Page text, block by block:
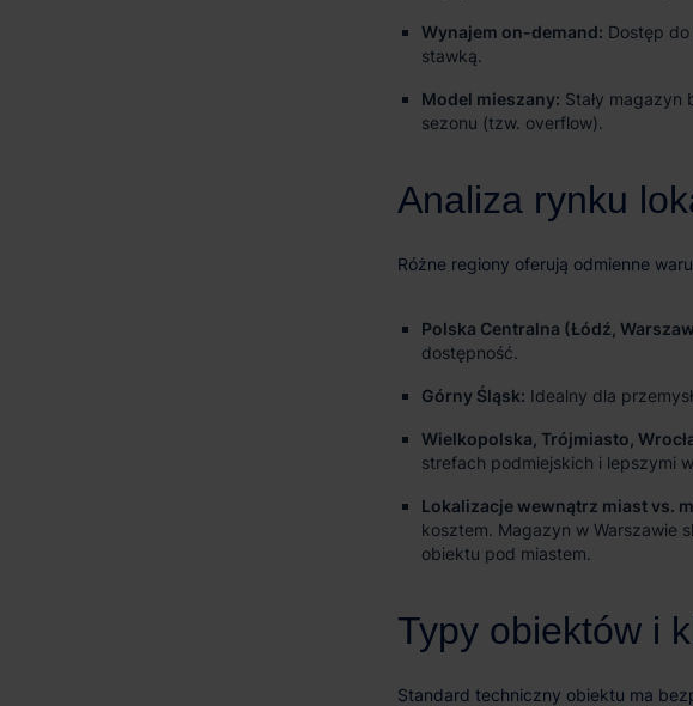
Wynajem on-demand: Dostęp
stawką.
Model mieszany: Stały magazyn
sezonu (tzw. overflow).
Polska Centralna (Łódź,
dostępność.
Górny Śląsk: Idealny dla
Wielkopolska, Trójmiasto,
strefach podmiejskich i lepszymi
Lokalizacje wewnątrz miast vs.
kosztem. Magazyn w Warszawie
obiektu pod miastem.